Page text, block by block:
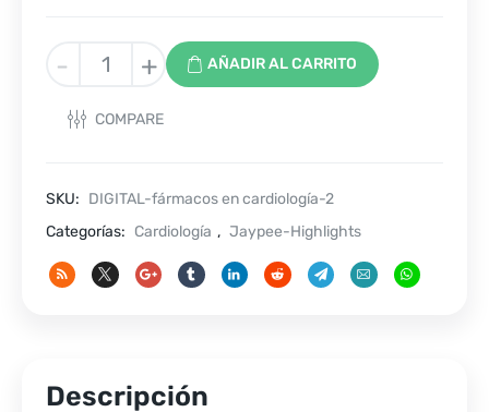
-
Fármacos
cardiología
2da
+ AÑADIR AL CARRITO
COMPARE
SKU: DIGITAL-fármacos en cardiología-2
Categorías: Cardiología , Jaypee-Highlights
Descripción